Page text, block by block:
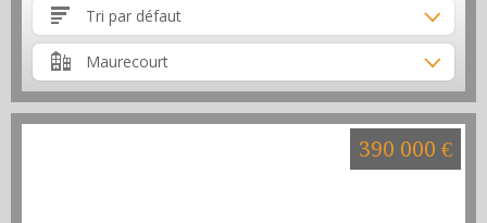
Tri par défaut
Maurecourt
390 000 €